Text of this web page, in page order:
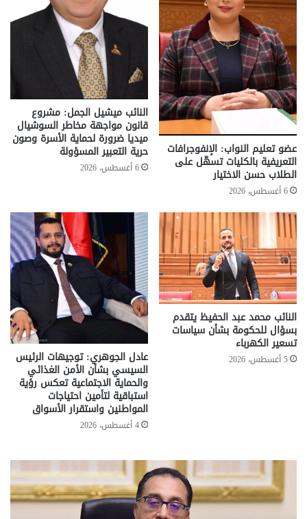
عضو تعليم النواب: الإنفوجرافات
التعريفية بالكليات تسهّل على
الطلاب حسن الاختيار
6 أغسطس، 2026
النائب ميشيل الجمل: مشروع
قانون مواجهة مخاطر السوشيال
ميديا ضرورة لحماية الأسرة وصون
حرية التعبير المسؤولة
6 أغسطس، 2026
النائب محمد عبد الحفيظ يتقدم
بسؤال للحكومة بشأن سياسات
تسعير الكهرباء
5 أغسطس، 2026 عادل الجوهري: توجيهات الرئيس
السيسي بشأن الأمن الغذائي
والحماية الاجتماعية تعكس رؤية
استباقية لتأمين احتياجات
المواطنين واستقرار الأسواق
4 أغسطس، 2026
تحركات
حكومية
لحسم
قانون
..